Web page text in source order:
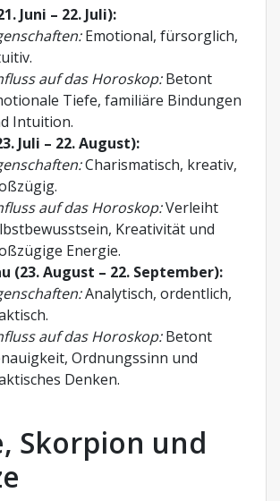
Juni – 22. Juli):
Emotional, fürsorglich,
auf das Horoskop:Betont
Tiefe, familiäre Bindungen
Intuition.
Juli – 22. August):
Charismatisch, kreativ,
auf das Horoskop:Verleiht
Kreativität und
Energie.
(23. August – 22. September):
Analytisch, ordentlich,
auf das Horoskop:Betont
Ordnungssinn und
Denken.
Skorpion und